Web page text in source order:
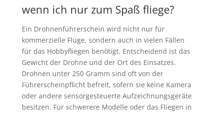
wenn ich nur zum Spaß fliege?
Ein Drohnenführerschein wird nicht nur für
kommerzielle Flüge, sondern auch in vielen Fällen
für das Hobbyfliegen benötigt. Entscheidend ist das
Gewicht der Drohne und der Ort des Einsatzes.
Drohnen unter 250 Gramm sind oft von der
Führerscheinpflicht befreit, sofern sie keine Kamera
oder andere sensorgesteuerte Aufzeichnungsgeräte
besitzen. Für schwerere Modelle oder das Fliegen in